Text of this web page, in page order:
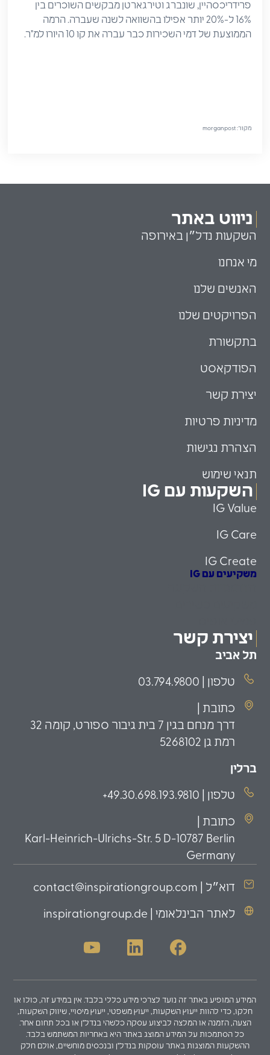
פרידריכסהיין, שונברג וטירגארטן מבקשים השוכרים בין
16% ל-20% יותר אפילו בהשוואה לשנה שעברה. הרמה
הממוצעת של דמי השכירות כבר עברה את קו 10 היורו למ"ר.
מקור: morganpost
ניווט באתר
השקעות נדל״ן באירופה
מי אנחנו
האנשים שלנו
הפרויקטים שלנו
בתקשורת
הפודקאסט
יצירת קשר
מדיניות פרטיות
הצהרת נגישות
תנאי שימוש
השקעות עם IG
IG Value
IG Care
IG Create
משקיעים עם IG
יצירת קשר
תל אביב
טלפון | 03.794.9800
כתובת |
דרך מנחם בגין 7 בית גיבור ספורט, קומה 32
רמת גן 5268102
ברלין
טלפון | 49.30.698.193.9810+
כתובת |
Karl-Heinrich-Ulrichs-Str. 5 D-10787 Berlin
Germany
דוא״ל | contact@inspirationgroup.com
לאתר הבינלאומי | inspirationgroup.de
המידע המופיע באתר זה נועד לצרכי מידע כללי בלבד. אין במידע זה, כולו או
חלקו, כדי להוות ייעוץ השקעות, ייעוץ משפטי, ייעוץ מיסויי, שיווק השקעות,
הצעה, הזמנה או המלצה לביצוע עסקה כלשהי בנדל"ן או בכל תחום אחר.
כל הסתמכות על המידע המוצג באתר היא באחריות המשתמש בלבד.
ההשקעות המוצגות באתר עוסקות בנדל"ן ובנכסים מוחשיים, אולם חלק